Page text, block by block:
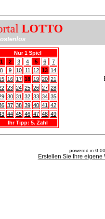
LOTTO
Nur 1 Spiel
1
2 3 4 5 6
7
8
9 10 11 12 13 14
16 17 18 19 20 21
23 24 25 26 27 28
30 31 32 33 34 35
37 38 39 40 41
42
44 45 46 47 48 49
Ihr Tipp: 5. Zahl
powered in
Erstellen Sie Ihre eigene